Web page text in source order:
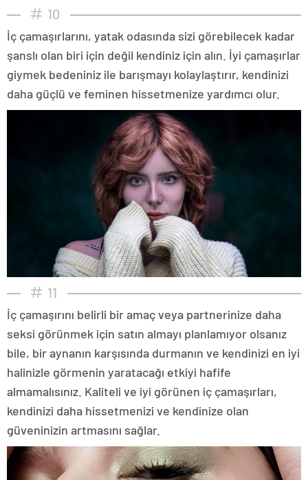
10
İç çamaşırlarını, yatak odasında sizi görebilecek kadar
şanslı olan biri için değil kendiniz için alın. İyi çamaşırlar
giymek bedeniniz ile barışmayı kolaylaştırır, kendinizi
daha güçlü ve feminen hissetmenize yardımcı olur.
11
İç çamaşırını belirli bir amaç veya partnerinize daha
seksi görünmek için satın almayı planlamıyor olsanız
bile, bir aynanın karşısında durmanın ve kendinizi en iyi
halinizle görmenin yaratacağı etkiyi hafife
almamalısınız. Kaliteli ve iyi görünen iç çamaşırları,
kendinizi daha hissetmenizi ve kendinize olan
güveninizin artmasını sağlar.